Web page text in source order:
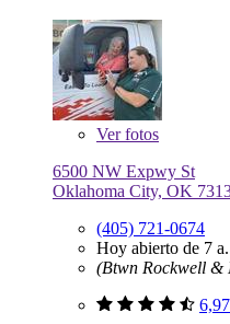
Verfotos
6500 NW Expwy St
Oklahoma City, OK
(405) 721-0674
Hoy abierto de 7
(Btwn Rockwell &